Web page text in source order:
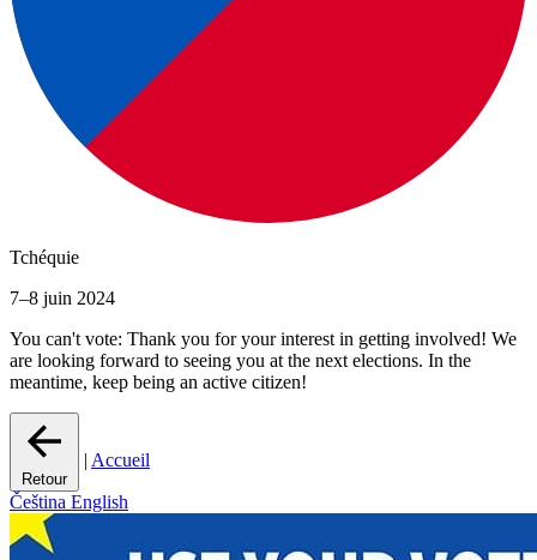
Tchéquie
7–8 juin 2024
You can't vote: Thank you for your interest in getting involved! We
are looking forward to seeing you at the next elections. In the
meantime, keep being an active citizen!
Retour
| Accueil
Čeština English